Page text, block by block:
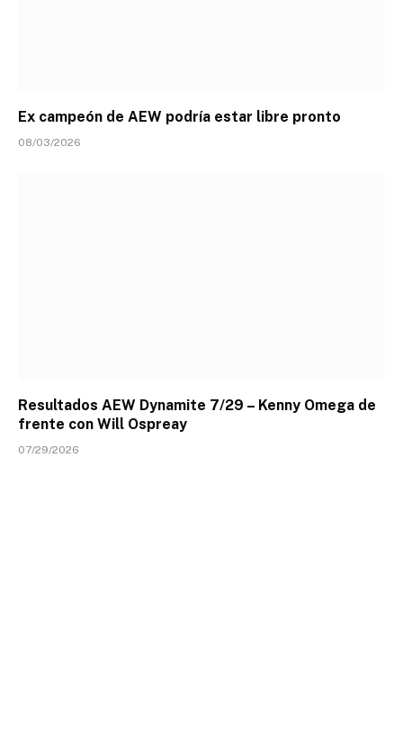
Ex campeón de AEW podría estar libre pronto
08/03/2026
Resultados AEW Dynamite 7/29 – Kenny Omega de
frente con Will Ospreay
07/29/2026